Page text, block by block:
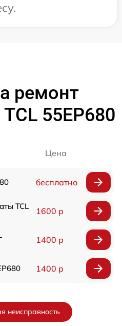
ремонт
55EP680
Цена
бесплатно
TCL
1600 р
1400 р
1400 р
неисправность